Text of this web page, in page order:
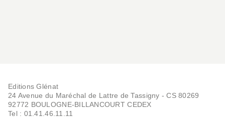
Editions Glénat
24 Avenue du Maréchal de Lattre de Tassigny - CS 80269
92772 BOULOGNE-BILLANCOURT CEDEX
Tel : 01.41.46.11.11